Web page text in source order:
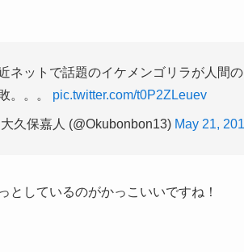
ネットで話題のイケメンゴリラが人間
。。。 pic.twitter.com/t0P2ZLeuev
久保嘉人 (@Okubonbon13) May 21,
としているのがかっこいいですね！